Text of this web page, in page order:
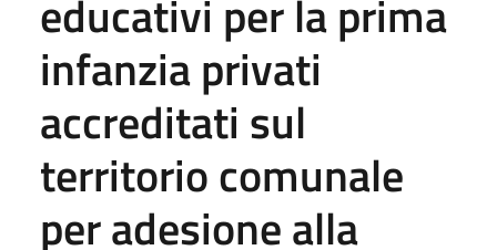
educativi per la prima
infanzia privati
accreditati sul
territorio comunale
per adesione alla